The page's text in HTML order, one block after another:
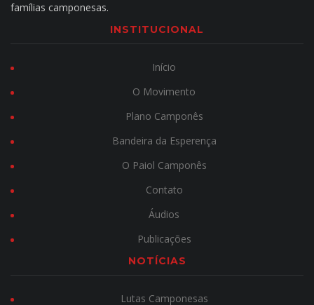
famílias camponesas.
INSTITUCIONAL
Início
O Movimento
Plano Camponês
Bandeira da Esperença
O Paiol Camponês
Contato
Áudios
Publicações
NOTÍCIAS
Lutas Camponesas